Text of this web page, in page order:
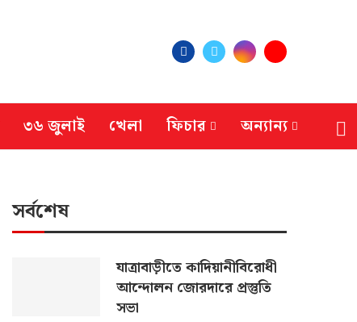
৩৬ জুলাই খেলা ফিচার অন্যান্য
সর্বশেষ
যাত্রাবাড়ীতে কাদিয়ানীবিরোধী
আন্দোলন জোরদারে প্রস্তুতি
সভা